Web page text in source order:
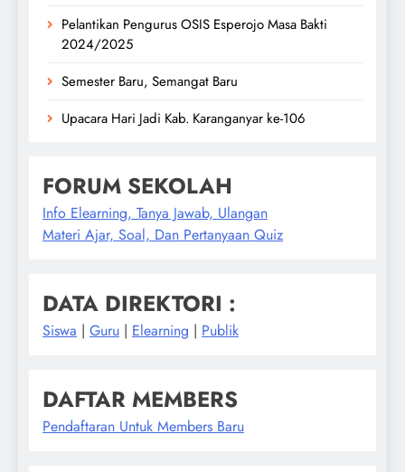
Pelantikan Pengurus OSIS Esperojo Masa Bakti
2024/2025
Semester Baru, Semangat Baru
Upacara Hari Jadi Kab. Karanganyar ke-106
FORUM SEKOLAH
Info Elearning, Tanya Jawab, Ulangan
Materi Ajar, Soal, Dan Pertanyaan Quiz
DATA DIREKTORI :
Siswa | Guru | Elearning | Publik
DAFTAR MEMBERS
Pendaftaran Untuk Members Baru